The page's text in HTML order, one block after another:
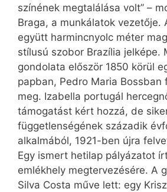
színének megtalálása volt” –
Braga, a munkálatok vezetője.
együtt harmincnyolc méter
stílusú szobor Brazília jelképe.
gondolata először 1850 körül
papban, Pedro Maria Bossban
meg. Izabella portugál
támogatást kért hozzá, de
függetlenségének századik
alkalmából, 1921-ben újra
Egy ismert hetilap pályázatot
emlékhely megtervezésére. A
Silva Costa műve lett: egy